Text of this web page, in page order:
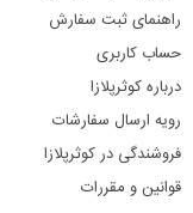
راهنمای ثبت سفارش
حساب کاربری
درباره کوثرپلازا
رویه ارسال سفارشات
فروشندگی در کوثرپلازا
قوانین و مقررات